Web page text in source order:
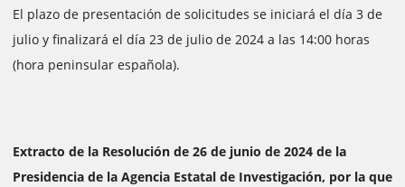
El plazo de presentación de solicitudes se iniciará el día 3 de
julio y finalizará el día 23 de julio de 2024 a las 14:00 horas
(hora peninsular española).
Extracto de la Resolución de 26 de junio de 2024 de la
Presidencia de la Agencia Estatal de Investigación, por la que